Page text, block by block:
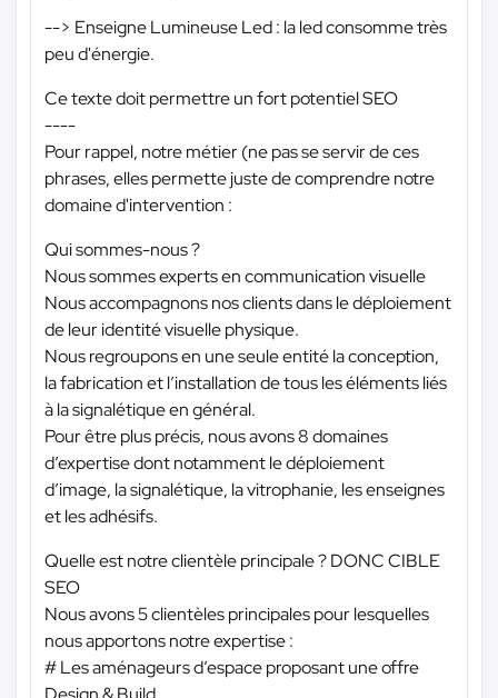
--> Enseigne Lumineuse Led : la led consomme très
peu d'énergie.
Ce texte doit permettre un fort potentiel SEO
----
Pour rappel, notre métier (ne pas se servir de ces
phrases, elles permette juste de comprendre notre
domaine d'intervention :
Qui sommes-nous ?
Nous sommes experts en communication visuelle
Nous accompagnons nos clients dans le déploiement
de leur identité visuelle physique.
Nous regroupons en une seule entité la conception,
la fabrication et l’installation de tous les éléments liés
à la signalétique en général.
Pour être plus précis, nous avons 8 domaines
d’expertise dont notamment le déploiement
d’image, la signalétique, la vitrophanie, les enseignes
et les adhésifs.
Quelle est notre clientèle principale ? DONC CIBLE
SEO
Nous avons 5 clientèles principales pour lesquelles
nous apportons notre expertise :
# Les aménageurs d’espace proposant une offre